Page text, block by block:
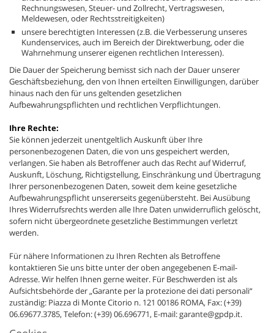
Rechnungswesen, Steuer- und Zollrecht, Vertragswesen,
Meldewesen, oder Rechtsstreitigkeiten)
unsere berechtigten Interessen (z.B. die Verbesserung unseres
Kundenservices, auch im Bereich der Direktwerbung, oder die
Wahrnehmung unserer eigenen rechtlichen Interessen).
Die Dauer der Speicherung bemisst sich nach der Dauer unserer
Geschäftsbeziehung, den von Ihnen erteilten Einwilligungen, darüber
hinaus nach den für uns geltenden gesetzlichen
Aufbewahrungspflichten und rechtlichen Verpflichtungen.
Ihre Rechte:
Sie können jederzeit unentgeltlich Auskunft über Ihre
personenbezogenen Daten, die von uns gespeichert werden,
verlangen. Sie haben als Betroffener auch das Recht auf Widerruf,
Auskunft, Löschung, Richtigstellung, Einschränkung und Übertragung
Ihrer personenbezogenen Daten, soweit dem keine gesetzliche
Aufbewahrungspflicht unsererseits gegenübersteht. Bei Ausübung
Ihres Widerrufsrechts werden alle Ihre Daten unwiderruflich gelöscht,
sofern nicht übergeordnete gesetzliche Bestimmungen verletzt
werden.
Für nähere Informationen zu Ihren Rechten als Betroffene
kontaktieren Sie uns bitte unter der oben angegebenen E-mail-
Adresse. Wir helfen Ihnen gerne weiter. Für Beschwerden ist als
Aufsichtsbehörde der „Garante per la protezione dei dati personali“
zuständig: Piazza di Monte Citorio n. 121 00186 ROMA, Fax: (+39)
06.69677.3785, Telefon: (+39) 06.696771, E-mail: garante@gpdp.it.